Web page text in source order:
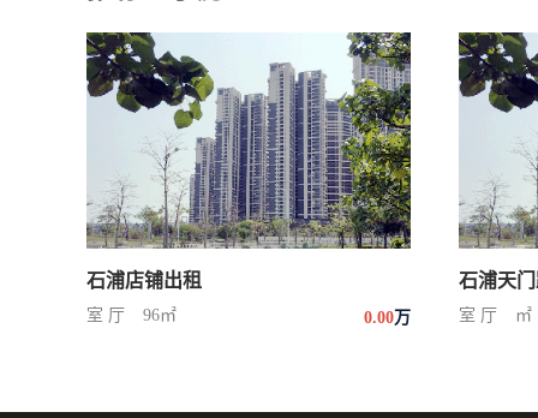
石浦店铺出租
室 厅 96㎡ 0.00万
石浦天
室 厅 ㎡